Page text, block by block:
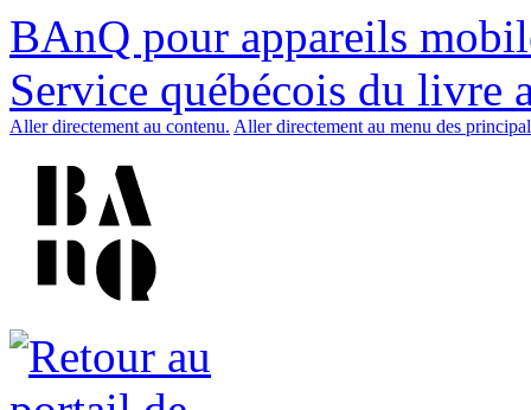
BAnQ pour appareils
Service québécois du livre
Aller directement au contenu. Aller directement au menu des